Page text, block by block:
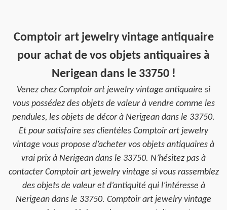
Comptoir art jewelry vintage antiquaire
pour achat de vos objets antiquaires à
Nerigean dans le 33750 !
Venez chez Comptoir art jewelry vintage antiquaire si
vous possédez des objets de valeur à vendre comme les
pendules, les objets de décor à Nerigean dans le 33750.
Et pour satisfaire ses clientèles Comptoir art jewelry
vintage vous propose d’acheter vos objets antiquaires à
vrai prix à Nerigean dans le 33750. N’hésitez pas à
contacter Comptoir art jewelry vintage si vous rassemblez
des objets de valeur et d’antiquité qui l’intéresse à
Nerigean dans le 33750. Comptoir art jewelry vintage